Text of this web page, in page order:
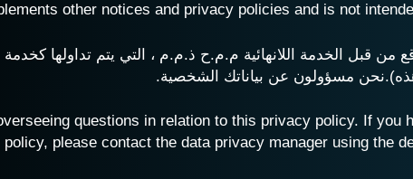
other notices and privacy policies and is not
من قبل الخدمة اللانهائية م.م.ح ذ.م.م ، التي يتم تداولها كخدمة
مسؤولون عن بياناتك الشخصية.
questions in relation to this privacy policy. If you
please contact the data privacy manager using the